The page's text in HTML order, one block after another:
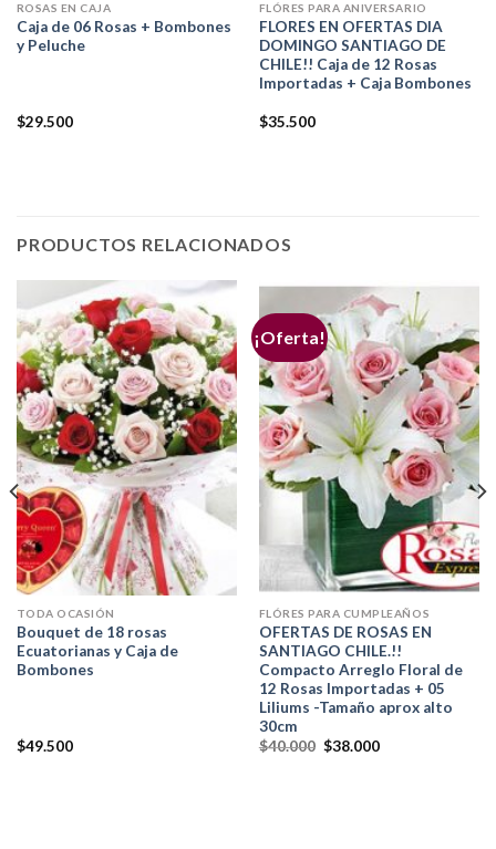
ROSAS EN CAJA
Caja de 06 Rosas + Bombones
y Peluche
$29.500
FLÓRES PARA ANIVERSARIO
FLORES EN OFERTAS DIA
DOMINGO SANTIAGO DE
CHILE!! Caja de 12 Rosas
Importadas + Caja Bombones
$35.500
PRODUCTOS RELACIONADOS
TODA OCASIÓN
Bouquet de 18 rosas
Ecuatorianas y Caja de
Bombones
$49.500
¡Oferta!
FLÓRES PARA CUMPLEAÑOS
OFERTAS DE ROSAS EN
SANTIAGO CHILE.!!
Compacto Arreglo Floral de
12 Rosas Importadas + 05
Liliums -Tamaño aprox alto
30cm
$40.000 $38.000